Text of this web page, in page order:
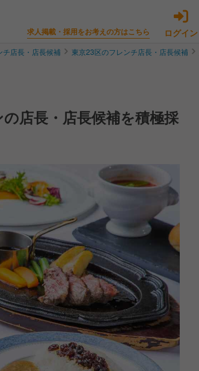
求人掲載・採用をお考えの方はこちら ログイン
チ店長・店長候補 東京23区のフレンチ店長・店長候補
店長・店長候補を積極採